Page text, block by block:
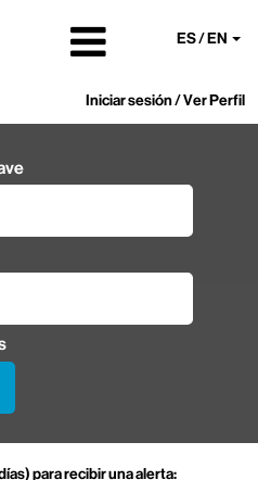
ES / EN
Iniciar sesión / Ver Perfil
para recibir una alerta: